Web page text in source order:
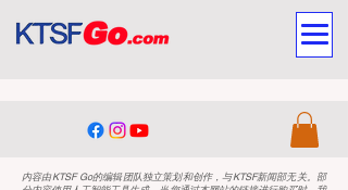
内容由KTSF Go的编辑团队独立策划和创作，与KTSF新闻部无关。部